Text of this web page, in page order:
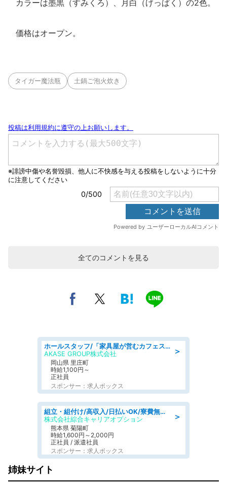
カラーは墨黒（すみくろ）、月白（げっぱく）の2色。
価格はオープン。
タイガー魔法瓶 土鍋ご泡火炊き
全てのコメントを見る
＞
ホールスタッフ/「家具屋が営むカフェスタッフ!」週2日～OK!嬉しいまかない付き/岡山県/浅口郡里庄町
AKASE GROUP株式会社
岡山県 里庄町
時給1,100円～
正社員
スポンサー：求人ボックス
＞
組立・組付け/高収入/日払いOK/寮費無料/交替制/20・30・40代活躍中
株式会社綜合キャリアオプション
熊本県 菊陽町
時給1,600円～2,000円
正社員 / 派遣社員
スポンサー：求人ボックス
姉妹サイト